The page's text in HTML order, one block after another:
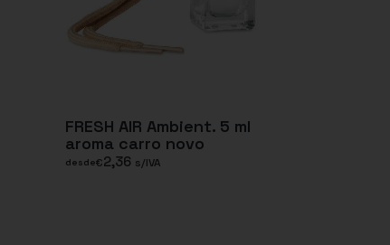
FRESH AIR Ambient. 5 ml
aroma carro novo
desde€2,36 s/IVA